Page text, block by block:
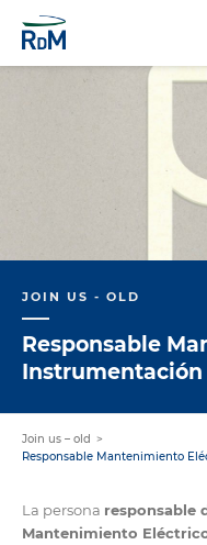
JOIN US - OLD
Responsable
Instrumentación
Join us – old
Responsable Mantenimiento
La persona responsable
Mantenimiento